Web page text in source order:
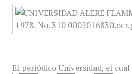
El periódico Universidad, el